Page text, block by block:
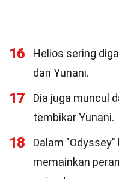
16
Helios sering
dan Yunani.
17
Dia juga muncul
tembikar Yunani.
18
Dalam
memainkan